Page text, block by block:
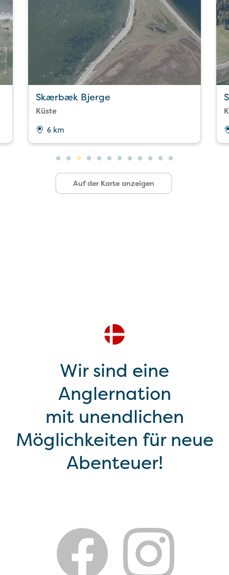
Skærbæk Bjerge
Küste
6 km
Auf der Karte anzeigen
Wir sind eine
Anglernation
mit unendlichen
Möglichkeiten für neue
Abenteuer!